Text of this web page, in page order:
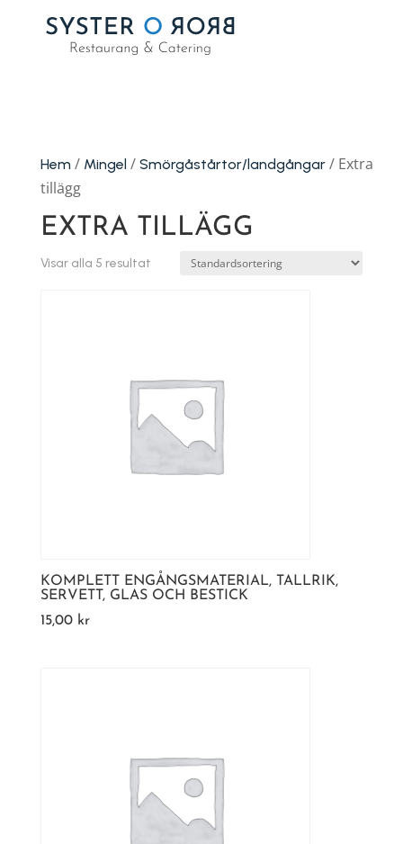
Hem / Mingel / Smörgåstårtor/landgångar/ Extra
tillägg
EXTRA TILLÄGG
Visar alla 5 resultat
KOMPLETT ENGÅNGSMATERIAL, TALLRIK,
SERVETT, GLAS OCH BESTICK
15,00 kr